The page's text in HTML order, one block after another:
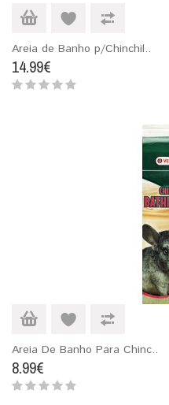
Areia de Banho p/Chinchil..
14.99€
Areia De Banho Para Chinc..
8.99€